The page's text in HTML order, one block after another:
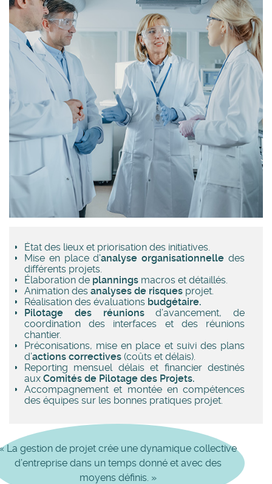
État des lieux et priorisation des initiatives.
Mise en place d'analyse organisationnelle des
différents projets.
Élaboration de plannings macros et détaillés.
Animation des analyses de risques projet.
Réalisation des évaluations budgétaire.
Pilotage des réunionsd’avancement, de
coordination des interfaces et des réunions
chantier.
Préconisations, mise en place et suivi des plans
d’actions correctives (coûts et délais).
Reporting mensuel délais et financier destinés
aux Comités de Pilotage des Projets.
Accompagnement et montée en compétences
des équipes sur les bonnes pratiques projet.
La gestion de projet crée une dynamique collective
d’entreprise dans un temps donné et avec des
moyens définis. »